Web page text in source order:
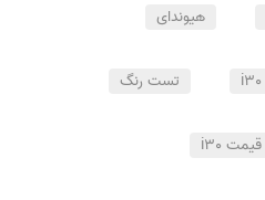
هیوندای
تست رنگ
قیمت i30